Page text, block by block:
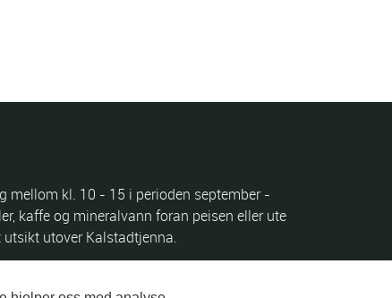
mellom kl. 10 - 15 i perioden september -
kaffe og mineralvann foran peisen eller ute
utover Kalstadtjenna.